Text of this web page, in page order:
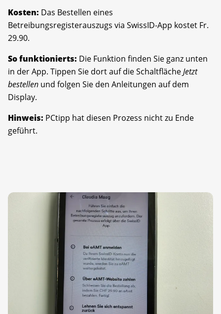
Kosten: Das Bestellen eines
Betreibungsregisterauszugs via SwissID-App kostet Fr.
29.90.
So funktionierts: Die Funktion finden Sie ganz unten
in der App. Tippen Sie dort auf die SchaltflächeJetzt
bestellen und folgen Sie den Anleitungen auf dem
Display.
Hinweis: PCtipp hat diesen Prozess nicht zu Ende
geführt.